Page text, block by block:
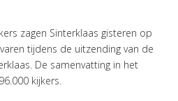
zagen Sinterklaas gisteren op
tijdens de uitzending van de
De samenvatting in het
kijkers.